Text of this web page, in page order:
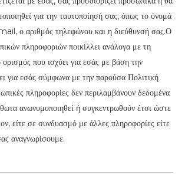
για την ταυτοποίησή σας, όπως το όνομά
ο αριθμός τηλεφώνου και η διεύθυνσή σας.Ο
πληροφοριών ποικίλλει ανάλογα με τη
που ισχύει για εσάς με βάση την
για εσάς σύμφωνα με την παρούσα Πολιτική
πληροφορίες δεν περιλαμβάνουν δεδομένα
ανωνυμοποιηθεί ή συγκεντρωθούν έτσι ώστε
είτε σε συνδυασμό με άλλες πληροφορίες είτε
αναγνωρίσουμε.